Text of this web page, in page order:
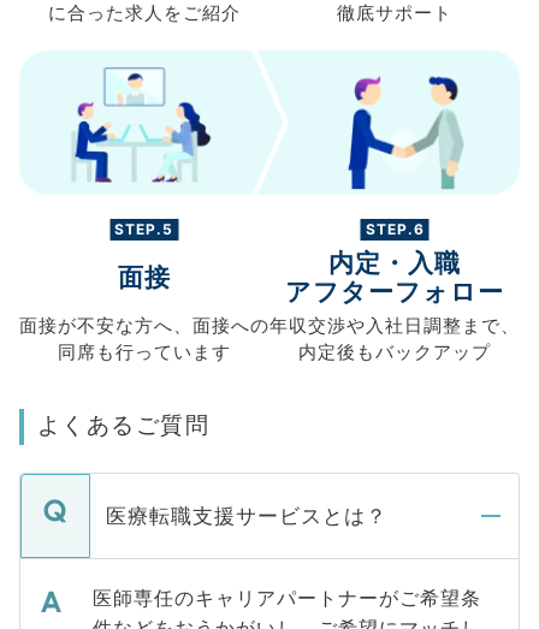
に合った求人を ご紹介
徹底サポート
STEP.5
面接
面接が不安な方へ、 面接への
同席も行っています
STEP.6
内定・入職
アフターフォロー
年収交渉や入社日調整まで、
内定後もバックアップ
よくあるご質問
医療転職支援サービスとは？
医師専任のキャリアパートナーがご希望条